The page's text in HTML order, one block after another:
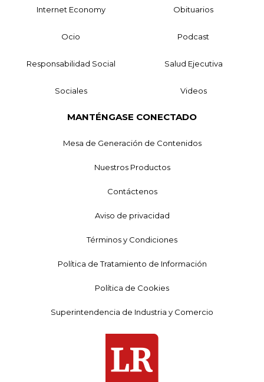
Internet Economy Obituarios
Ocio Podcast
Responsabilidad Social Salud Ejecutiva
Sociales Videos
MANTÉNGASE CONECTADO
Mesa de Generación de Contenidos
Nuestros Productos
Contáctenos
Aviso de privacidad
Términos y Condiciones
Política de Tratamiento de Información
Política de Cookies
Superintendencia de Industria y Comercio